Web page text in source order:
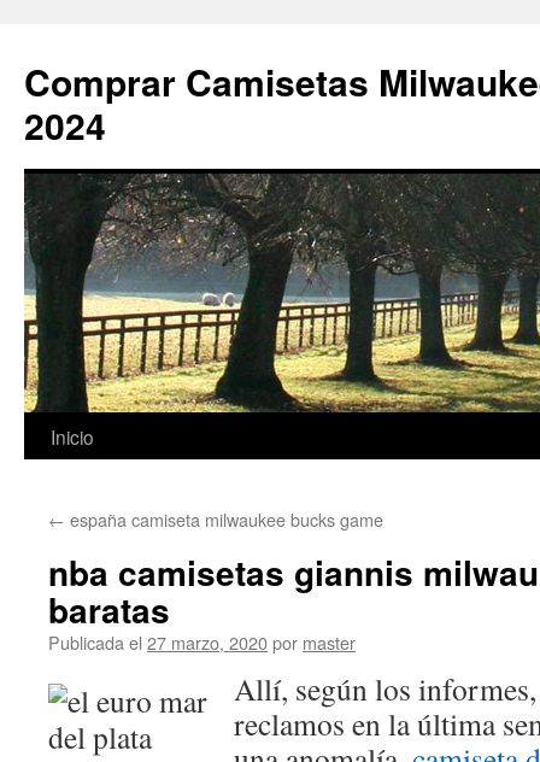
Comprar Camisetas
2024
Saltar
contenido
Inicio
← españa camiseta milwaukee bucks game
nba camisetas giannis
baratas
Publicada el 27 marzo, 2020por master
Allí, según los
reclamos en la última